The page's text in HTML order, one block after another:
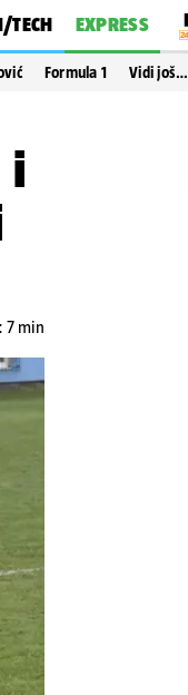
TECH EXPRESS
Formula 1 Vidi još…
i
7 min